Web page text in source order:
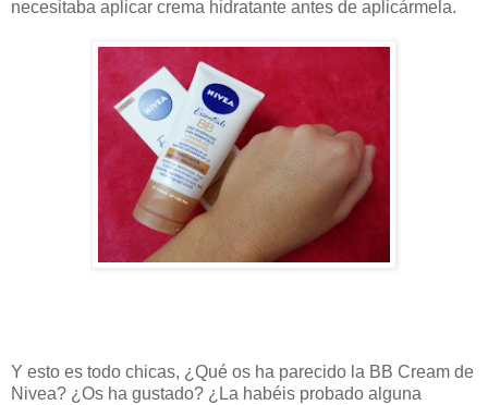
necesitaba aplicar crema hidratante antes de aplicármela.
Y esto es todo chicas, ¿Qué os ha parecido la BB Cream de
Nivea? ¿Os ha gustado? ¿La habéis probado alguna